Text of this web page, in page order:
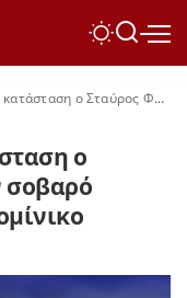
μετά τον σοβαρό τραυματισμό στον Άγιο Δομίνικο
ο
σοβαρό